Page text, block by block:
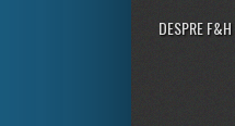
DESPRE F&H